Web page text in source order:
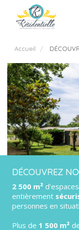
Accueil
DÉCOUVREZ
2 500 m²
entièrement
personnes en
Plus de 1 500 m²